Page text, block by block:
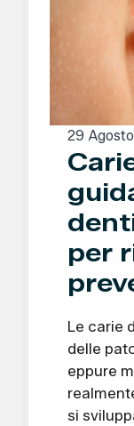
29
per
Le carie
delle
eppure
si